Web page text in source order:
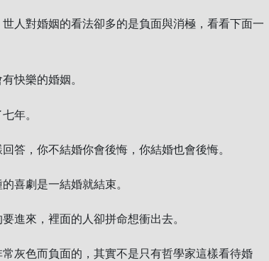
人對婚姻的看法卻多的是負面與消極，看看下面一
快樂的婚姻。
年。
答，你不結婚你會後悔，你結婚也會後悔。
喜劇是一結婚就結束。
進來，裡面的人卻拼命想衝出去。
灰色而負面的，其實不是只有哲學家這樣看待婚